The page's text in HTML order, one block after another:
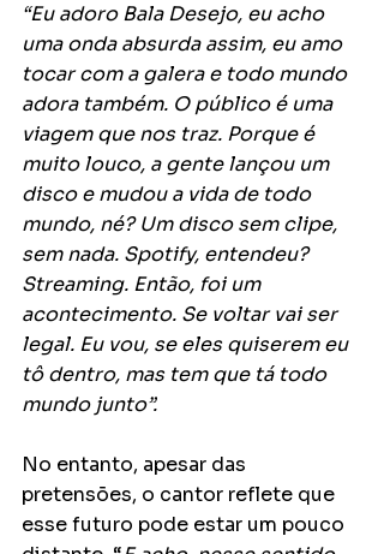
“Eu adoro Bala Desejo, eu acho
uma onda absurda assim, eu amo
tocar com a galera e todo mundo
adora também. O público é uma
viagem que nos traz. Porque é
muito louco, a gente lançou um
disco e mudou a vida de todo
mundo, né? Um disco sem clipe,
sem nada. Spotify, entendeu?
Streaming. Então, foi um
acontecimento. Se voltar vai ser
legal. Eu vou, se eles quiserem eu
tô dentro, mas tem que tá todo
mundo junto”.
No entanto, apesar das
pretensões, o cantor reflete que
esse futuro pode estar um pouco